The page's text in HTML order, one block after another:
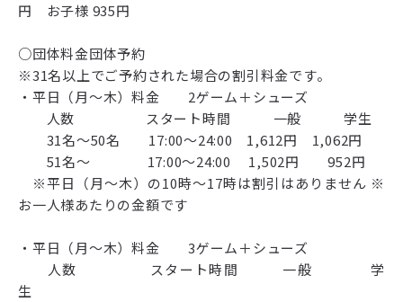
円 お子様 935円
○団体料金団体予約
※31名以上でご予約された場合の割引料金です。
・平日（月～木）料金 2ゲーム＋シューズ
人数 スタート時間 一般 学生
31名～50名 17:00～24:00 1,612円 1,062円
51名～ 17:00～24:00 1,502円 952円
※平日（月～木）の10時～17時は割引はありません ※
お一人様あたりの金額です
・平日（月～木）料金 3ゲーム＋シューズ
人数 スタート時間 一般 学
生